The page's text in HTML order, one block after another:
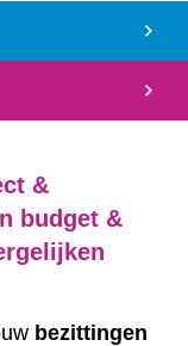
&
budget &
bezittingen